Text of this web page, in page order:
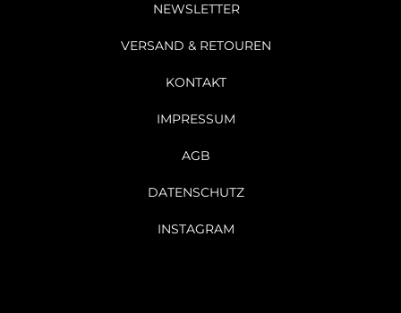
NEWSLETTER
VERSAND & RETOUREN
KONTAKT
IMPRESSUM
AGB
DATENSCHUTZ
INSTAGRAM